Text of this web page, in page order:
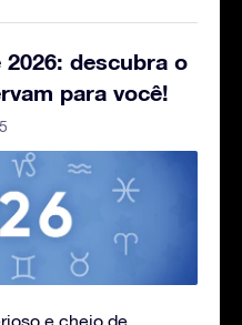
descubra o
para você!
e cheio de